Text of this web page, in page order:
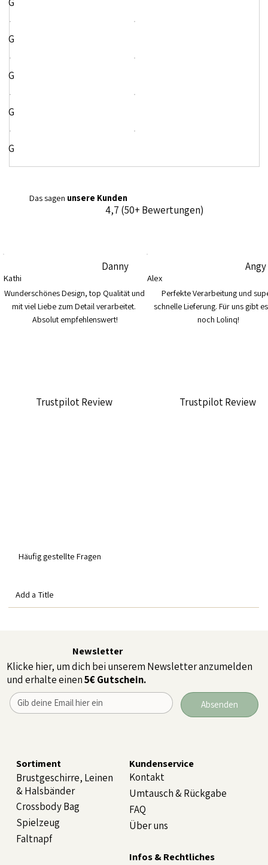
G
G
G
G
Das sagen unsere Kunden
4,7 (50+ Bewertungen)
Kathi
Wunderschönes Design, top Qualität und
mit viel Liebe zum Detail verarbeitet.
Absolut empfehlenswert!
Danny
Trustpilot Review
Alex
Perfekte Verarbeitung und
schnelle Lieferung. Für uns gibt
noch Lolinq!
Angy
Trustpilot Review
Häufig gestellte Fragen
Add a Title
Sortiment
Brustgeschirre, Leinen
& Halsbänder
Crossbody Bag
Spielzeug
Faltnapf
Kundenservice
Kontakt
Über uns
Umtausch & Rückgabe
FAQ
Newsletter
Klicke hier, um dich bei unserem Newsletter anzumelden
und erhalte einen5€ Gutschein.
Absenden
Infos & Rechtliches